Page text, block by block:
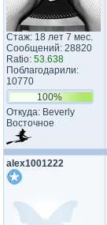
Стаж: 18 лет 7 мес.
Сообщений: 28820
Ratio: 53.638
Поблагодарили:
10770
100%
Откуда: Beverly
Восточное
alex1001222